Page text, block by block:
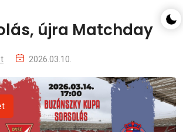
újra Matchday
2026.03.10.